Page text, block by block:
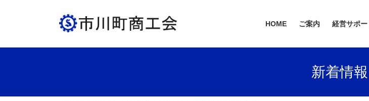
HOME ご案内 経営サポー
新着情報